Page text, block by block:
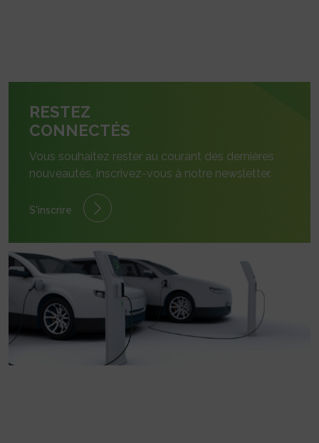
RESTEZ
CONNECTÉS
Vous souhaitez rester au courant des dernières
nouveautés, inscrivez-vous à notre newsletter.
S'inscrire